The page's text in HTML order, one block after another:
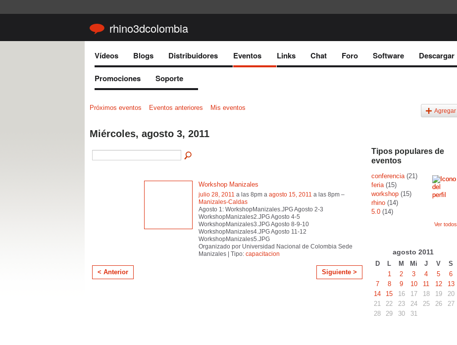
rhino3dcolombia
Vídeos Blogs Distribuidores Eventos Links Chat Foro Software Descargar
Promociones Soporte
Próximos eventos Eventos anteriores Mis eventos Agregar
Miércoles, agosto 3, 2011
Workshop Manizales
julio 28, 2011 a las 8pm a agosto 15, 2011 a las 8pm –
Manizales-Caldas
Agosto 1: WorkshopManizales.JPG Agosto 2-3
WorkshopManizales2.JPG Agosto 4-5
WorkshopManizales3.JPG Agosto 8-9-10
WorkshopManizales4.JPG Agosto 11-12
WorkshopManizales5.JPG
Organizado por Universidad Nacional de Colombia Sede
Manizales | Tipo: capacitacion
< Anterior Siguiente >
Tipos populares de
eventos
conferencia(21)
feria(15)
workshop (15)
rhino (14)
5.0 (14)
Ver todos
agosto 2011
D L M Mi J V
S
1
2 3 4 5
6
7
8 9 10 11 12
13
14
15 16 17 18 19
20
21
22 23 24 25 26
27
28
29 30 31